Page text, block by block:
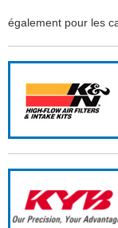
également pour les